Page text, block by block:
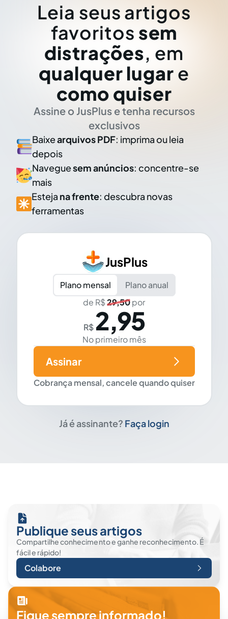
Leia seus artigos
favoritos sem
distrações, em
qualquer lugar e
como quiser
Assine o JusPlus e tenha recursos
exclusivos
Baixearquivos PDF: imprima ou leia
depois
Naveguesem anúncios: concentre-se
mais
Esteja na frente: descubra novas
ferramentas
JusPlus
Plano mensal
Plano anual
de R$29,50por
R$ 2,95
No primeiro mês
Cobrança mensal, cancele quando quiser
Assinar
Já é assinante? Faça login
Publique seus artigos
Compartilhe conhecimento e ganhe reconhecimento. É
fácil e rápido!
Colabore
Fique sempre informado!